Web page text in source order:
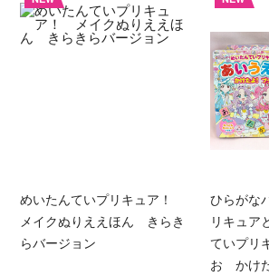
めいたんていプリキュア！
メイクぬりええほん きらき
らバージョン
ひらがな
リキュア
ていプリ
お かけ